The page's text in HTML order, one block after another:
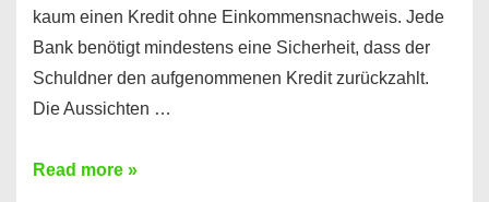
kaum einen Kredit ohne Einkommensnachweis. Jede
Bank benötigt mindestens eine Sicherheit, dass der
Schuldner den aufgenommenen Kredit zurückzahlt.
Die Aussichten …
Mit
Read more »